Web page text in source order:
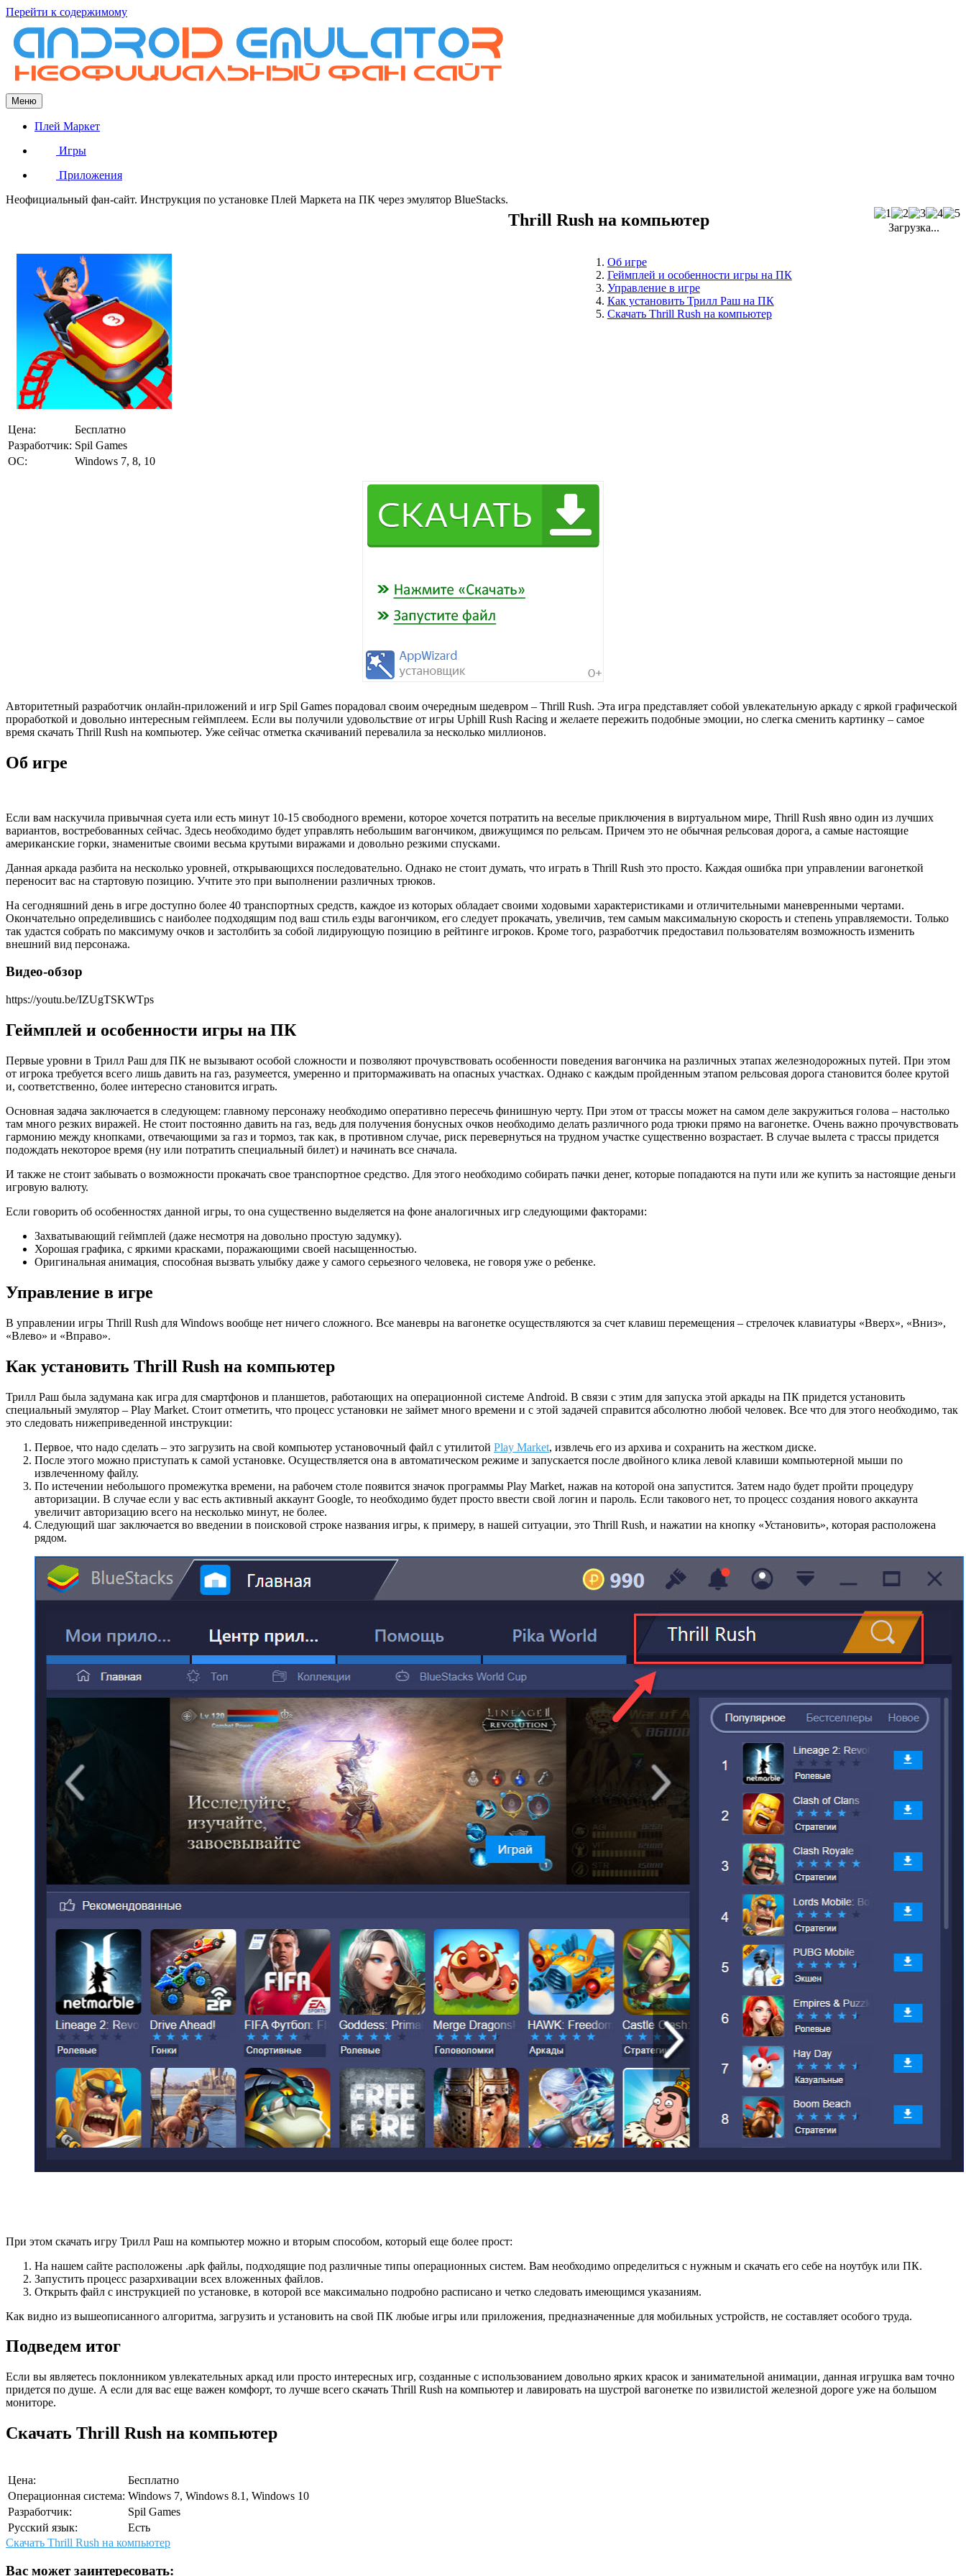
Перейти к содержимому
Меню
Плей Маркет
Игры
Приложения
Неофициальный фан-сайт. Инструкция по установке Плей Маркета на ПК через эмулятор BlueStacks.
Thrill Rush на компьютер Загрузка...
Об игре
Геймплей и особенности игры на ПК
Управление в игре
Как установить Трилл Раш на ПК
Скачать Thrill Rush на компьютер
Цена:
Бесплатно
Разработчик: Spil Games
ОС:
Windows 7, 8, 10
Авторитетный разработчик онлайн-приложений и игр Spil Games порадовал своим очередным шедевром – Thrill Rush. Эта игра представляет собой увлекательную аркаду с яркой графической
проработкой и довольно интересным геймплеем. Если вы получили удовольствие от игры Uphill Rush Racing и желаете пережить подобные эмоции, но слегка сменить картинку – самое
время скачать Thrill Rush на компьютер. Уже сейчас отметка скачиваний перевалила за несколько миллионов.
Об игре
Если вам наскучила привычная суета или есть минут 10-15 свободного времени, которое хочется потратить на веселые приключения в виртуальном мире, Thrill Rush явно один из лучших
вариантов, востребованных сейчас. Здесь необходимо будет управлять небольшим вагончиком, движущимся по рельсам. Причем это не обычная рельсовая дорога, а самые настоящие
американские горки, знаменитые своими весьма крутыми виражами и довольно резкими спусками.
Данная аркада разбита на несколько уровней, открывающихся последовательно. Однако не стоит думать, что играть в Thrill Rush это просто. Каждая ошибка при управлении вагонеткой
переносит вас на стартовую позицию. Учтите это при выполнении различных трюков.
На сегодняшний день в игре доступно более 40 транспортных средств, каждое из которых обладает своими ходовыми характеристиками и отличительными маневренными чертами.
Окончательно определившись с наиболее подходящим под ваш стиль езды вагончиком, его следует прокачать, увеличив, тем самым максимальную скорость и степень управляемости. Только
так удастся собрать по максимуму очков и застолбить за собой лидирующую позицию в рейтинге игроков. Кроме того, разработчик предоставил пользователям возможность изменить
внешний вид персонажа.
Видео-обзор
https://youtu.be/IZUgTSKWTps
Геймплей и особенности игры на ПК
Первые уровни в Трилл Раш для ПК не вызывают особой сложности и позволяют прочувствовать особенности поведения вагончика на различных этапах железнодорожных путей. При этом
от игрока требуется всего лишь давить на газ, разумеется, умеренно и притормаживать на опасных участках. Однако с каждым пройденным этапом рельсовая дорога становится более крутой
и, соответственно, более интересно становится играть.
Основная задача заключается в следующем: главному персонажу необходимо оперативно пересечь финишную черту. При этом от трассы может на самом деле закружиться голова – настолько
там много резких виражей. Не стоит постоянно давить на газ, ведь для получения бонусных очков необходимо делать различного рода трюки прямо на вагонетке. Очень важно прочувствовать
гармонию между кнопками, отвечающими за газ и тормоз, так как, в противном случае, риск перевернуться на трудном участке существенно возрастает. В случае вылета с трассы придется
подождать некоторое время (ну или потратить специальный билет) и начинать все сначала.
И также не стоит забывать о возможности прокачать свое транспортное средство. Для этого необходимо собирать пачки денег, которые попадаются на пути или же купить за настоящие деньги
игровую валюту.
Если говорить об особенностях данной игры, то она существенно выделяется на фоне аналогичных игр следующими факторами:
Захватывающий геймплей (даже несмотря на довольно простую задумку).
Хорошая графика, с яркими красками, поражающими своей насыщенностью.
Оригинальная анимация, способная вызвать улыбку даже у самого серьезного человека, не говоря уже о ребенке.
Управление в игре
В управлении игры Thrill Rush для Windows вообще нет ничего сложного. Все маневры на вагонетке осуществляются за счет клавиш перемещения – стрелочек клавиатуры «Вверх», «Вниз»,
«Влево» и «Вправо».
Как установить Thrill Rush на компьютер
Трилл Раш была задумана как игра для смартфонов и планшетов, работающих на операционной системе Android. В связи с этим для запуска этой аркады на ПК придется установить
специальный эмулятор – Play Market. Стоит отметить, что процесс установки не займет много времени и с этой задачей справится абсолютно любой человек. Все что для этого необходимо, так
это следовать нижеприведенной инструкции:
Первое, что надо сделать – это загрузить на свой компьютер установочный файл с утилитой Play Market, извлечь его из архива и сохранить на жестком диске.
После этого можно приступать к самой установке. Осуществляется она в автоматическом режиме и запускается после двойного клика левой клавиши компьютерной мыши по
извлеченному файлу.
По истечении небольшого промежутка времени, на рабочем столе появится значок программы Play Market, нажав на которой она запустится. Затем надо будет пройти процедуру
авторизации. В случае если у вас есть активный аккаунт Google, то необходимо будет просто ввести свой логин и пароль. Если такового нет, то процесс создания нового аккаунта
увеличит авторизацию всего на несколько минут, не более.
Следующий шаг заключается во введении в поисковой строке названия игры, к примеру, в нашей ситуации, это Thrill Rush, и нажатии на кнопку «Установить», которая расположена
рядом.
При этом скачать игру Трилл Раш на компьютер можно и вторым способом, который еще более прост:
На нашем сайте расположены .apk файлы, подходящие под различные типы операционных систем. Вам необходимо определиться с нужным и скачать его себе на ноутбук или ПК.
Запустить процесс разархивации всех вложенных файлов.
Открыть файл с инструкцией по установке, в которой все максимально подробно расписано и четко следовать имеющимся указаниям.
Как видно из вышеописанного алгоритма, загрузить и установить на свой ПК любые игры или приложения, предназначенные для мобильных устройств, не составляет особого труда.
Подведем итог
Если вы являетесь поклонником увлекательных аркад или просто интересных игр, созданные с использованием довольно ярких красок и занимательной анимации, данная игрушка вам точно
придется по душе. А если для вас еще важен комфорт, то лучше всего скачать Thrill Rush на компьютер и лавировать на шустрой вагонетке по извилистой железной дороге уже на большом
мониторе.
Скачать Thrill Rush на компьютер
Цена:
Бесплатно
Операционная система: Windows 7, Windows 8.1, Windows 10
Разработчик:
Spil Games
Русский язык:
Есть
Скачать Thrill Rush на компьютер
Вас может заинтересовать: